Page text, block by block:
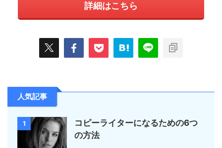
詳細はこちら
人気記事
1
コピーライターになるための6つ
の方法